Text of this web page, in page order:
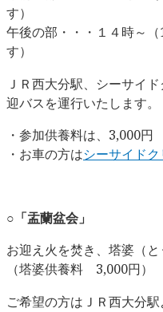
す）
午後の部・・・１４時～
す）
ＪＲ西大分駅、シーサイ
迎バスを運行いたします。
・参加供養料は、3,000円
・お車の方はシーサイド
○ 「盂蘭盆会」
お迎え火を焚き、塔婆（と
（塔婆供養料 3,000円）
ご希望の方はＪＲ西大分